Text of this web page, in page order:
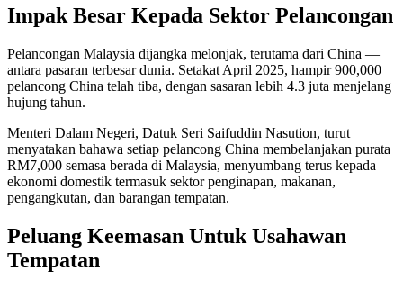
Impak Besar Kepada Sektor Pelancongan
Pelancongan Malaysia dijangka melonjak, terutama dari China —
antara pasaran terbesar dunia. Setakat April 2025, hampir 900,000
pelancong China telah tiba, dengan sasaran lebih 4.3 juta menjelang
hujung tahun.
Menteri Dalam Negeri, Datuk Seri Saifuddin Nasution, turut
menyatakan bahawa setiap pelancong China membelanjakan purata
RM7,000 semasa berada di Malaysia, menyumbang terus kepada
ekonomi domestik termasuk sektor penginapan, makanan,
pengangkutan, dan barangan tempatan.
Peluang Keemasan Untuk Usahawan
Tempatan